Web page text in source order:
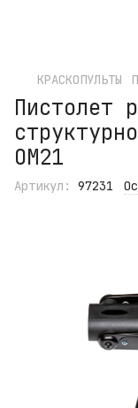
КРАСКОПУЛЬТЫ
Пистолет
OM21
Артикул: 97231